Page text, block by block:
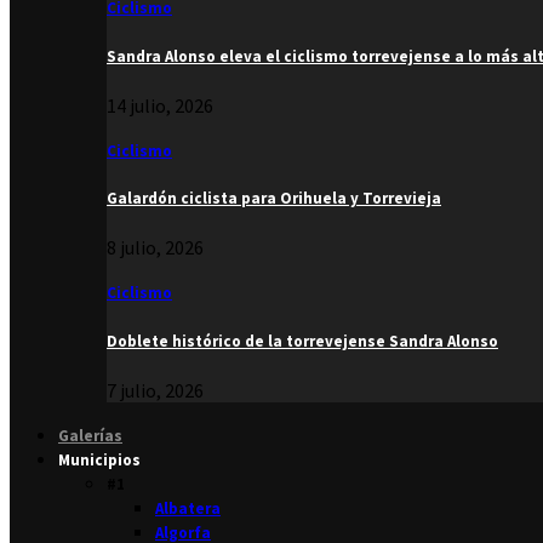
Ciclismo
Sandra Alonso eleva el ciclismo torrevejense a lo más
14 julio, 2026
Ciclismo
Galardón ciclista para Orihuela y Torrevieja
8 julio, 2026
Ciclismo
Doblete histórico de la torrevejense Sandra Alonso
7 julio, 2026
Galerías
Municipios
Albatera
Algorfa